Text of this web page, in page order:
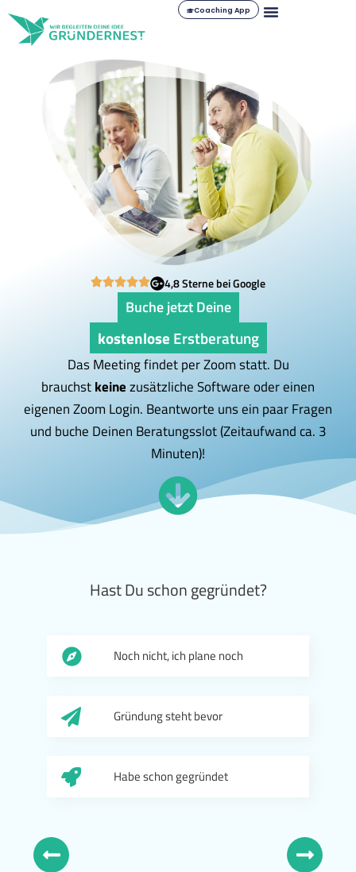
Coaching App
4,8 Sterne bei Google
Buche jetzt Deine
kostenlose Erstberatung
Das Meeting findet per Zoom statt. Du
brauchstkeinezusätzliche Software oder einen
eigenen Zoom Login. Beantworte uns ein paar Fragen
und buche Deinen Beratungsslot (Zeitaufwand ca. 3
Minuten)!
Hast Du schon gegründet?
Noch nicht, ich plane noch
Gründung steht bevor
Habe schon gegründet